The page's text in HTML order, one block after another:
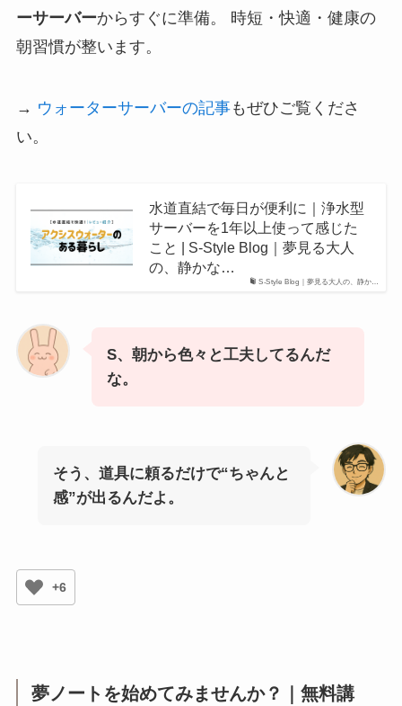
ーサーバーからすぐに準備。 時短・快適・健康の
朝習慣が整います。
→ ウォーターサーバーの記事もぜひご覧くださ
い。
S-Style Blog｜夢見る大人の、静か…
水道直結で毎日が便利に｜浄水型
サーバーを1年以上使って感じた
こと | S-Style Blog｜夢見る大人
の、静かな…
S、朝から色々と工夫してるんだ
な。
そう、道具に頼るだけで“ちゃんと
感”が出るんだよ。
+6
夢ノートを始めてみませんか？｜無料講